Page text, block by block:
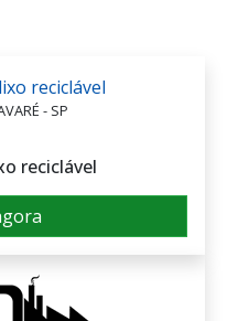
- SP
reciclável